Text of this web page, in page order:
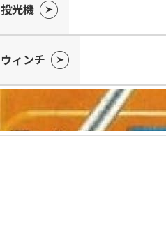
投光機
ウィンチ